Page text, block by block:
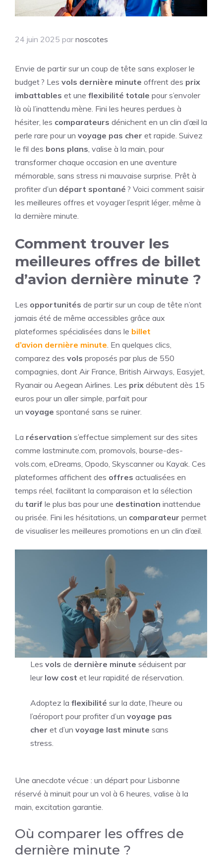
24 juin 2025 par noscotes
Envie de partir sur un coup de tête sans exploser le
budget ? Les vols dernière minute offrent des prix
imbattables et une flexibilité totale pour s’envoler
là où l’inattendu mène. Fini les heures perdues à
hésiter, les comparateurs dénichent en un clin d’œil la
perle rare pour un voyage pas cher et rapide. Suivez
le fil des bons plans , valise à la main, pour
transformer chaque occasion en une aventure
mémorable, sans stress ni mauvaise surprise. Prêt à
profiter d’un départ spontané ? Voici comment saisir
les meilleures offres et voyager l’esprit léger, même à
la dernière minute.
Comment trouver les
meilleures offres de billet
d’avion dernière minute ?
Les opportunités de partir sur un coup de tête n’ont
jamais été de même accessibles grâce aux
plateformes spécialisées dans le billet
d’avion dernière minute . En quelques clics,
comparez des vols proposés par plus de 550
compagnies, dont Air France, British Airways, Easyjet,
Ryanair ou Aegean Airlines. Les prix débutent dès 15
euros pour un aller simple, parfait pour
un voyage spontané sans se ruiner.
La réservation s’effectue simplement sur des sites
comme lastminute.com, promovols, bourse-des-
vols.com, eDreams, Opodo, Skyscanner ou Kayak. Ces
plateformes affichent des offres actualisées en
temps réel, facilitant la comparaison et la sélection
du tarif le plus bas pour une destination inattendue
ou prisée. Fini les hésitations, un comparateur permet
de visualiser les meilleures promotions en un clin d’œil.
Lesvols de dernière minute séduisent par
leur low cost et leur rapidité de réservation.
Adoptez laflexibilité sur la date, l’heure ou
l’aéroport pour profiter d’unvoyage pas
cher et d’unvoyage last minute sans
stress.
Une anecdote vécue : un départ pour Lisbonne
réservé à minuit pour un vol à 6 heures, valise à la
main, excitation garantie.
Où comparer les offres de
dernière minute ?